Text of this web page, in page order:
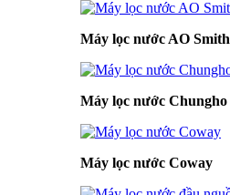
Máy lọc nước AO Smith
Máy lọc nước Chungho
Máy lọc nước Coway